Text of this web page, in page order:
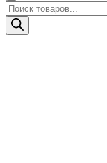
Поиск
товаров